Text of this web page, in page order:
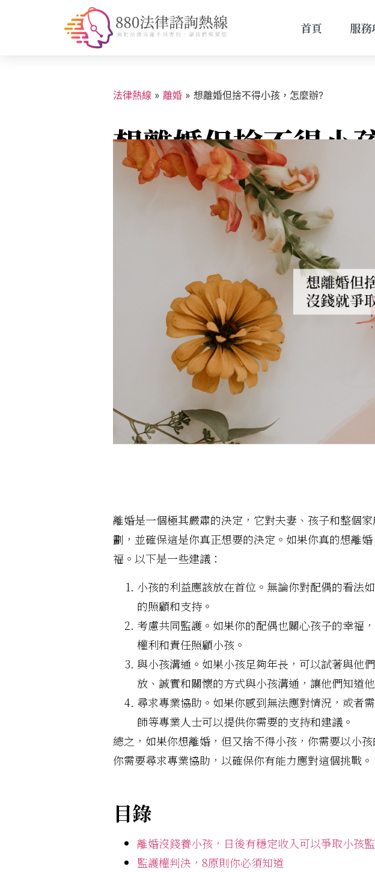
首頁 服務
法律熱線 »離婚 »想離婚但捨不得小孩，怎麼辦?
想離婚但捨不得小
離婚是一個極其嚴肅的決定，它對夫妻、孩子和整個
劃，並確保這是你真正想要的決定。如果你真的想離
福。以下是一些建議：
小孩的利益應該放在首位。無論你對配偶的看法
的照顧和支持。
考慮共同監護。如果你的配偶也關心孩子的幸福
權利和責任照顧小孩。
與小孩溝通。如果小孩足夠年長，可以試著與他
放、誠實和關懷的方式與小孩溝通，讓他們知道
尋求專業協助。如果你感到無法應對情況，或者
師等專業人士可以提供你需要的支持和建議。
總之，如果你想離婚，但又捨不得小孩，你需要以小
你需要尋求專業協助，以確保你有能力應對這個挑戰。
目錄
離婚沒錢養小孩，日後有穩定收入可以爭取小孩
監護權判決，8原則你必須知道